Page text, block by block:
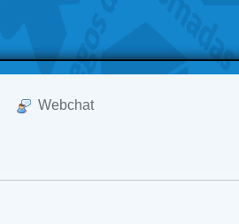
Webchat